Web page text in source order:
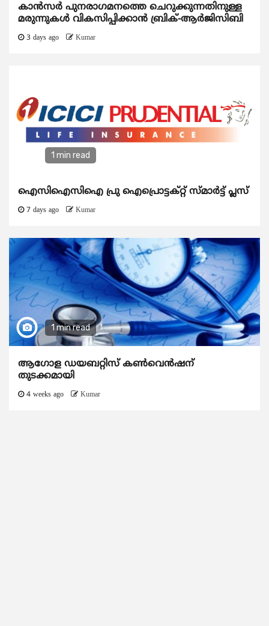
കാന്‍സര്‍ പുനരാഗമനത്തെ ചെറുക്കുന്നതിനുള്ള
മരുന്നുകള്‍ വികസിപ്പിക്കാന്‍ ബ്രിക്-ആര്‍ജിസിബി
3 days ago Kumar
1 min read
ഐസിഐസിഐ പ്രു ഐപ്രൊട്ടക്റ്റ് സ്മാർട്ട് പ്ലസ്
7 days ago Kumar
1 min read
ആഗോള ഡയബറ്റിസ് കണ്‍വെന്‍ഷന്
തുടക്കമായി
4 weeks ago Kumar